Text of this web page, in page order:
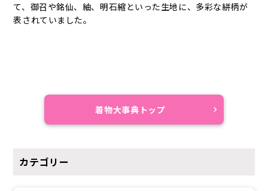
て、御召や銘仙、紬、明石縮といった生地に、多彩な絣柄が
表されていました。
着物大事典トップ
カテゴリー